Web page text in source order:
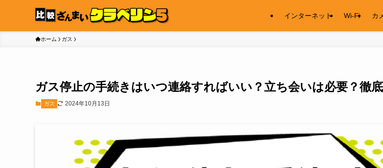
インターネット Wi-Fi カ
ホーム ガス
ガス停止の手続きはいつ連絡すればいい？立ち会いは必要？徹底
ガス 2024年10月13日